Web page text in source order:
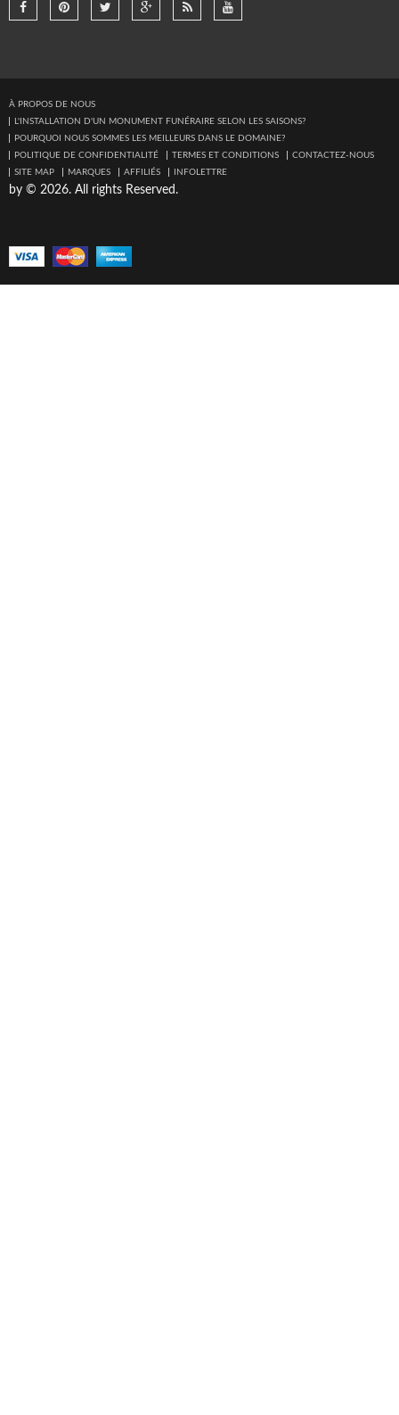
À PROPOS DE NOUS
L'INSTALLATION D'UN MONUMENT FUNÉRAIRE SELON LES SAISONS?
POURQUOI NOUS SOMMES LES MEILLEURS DANS LE DOMAINE?
POLITIQUE DE CONFIDENTIALITÉ
TERMES ET CONDITIONS
CONTACTEZ-NOUS
SITE MAP
MARQUES AFFILIÉS INFOLETTRE
by © 2026. All rights Reserved.